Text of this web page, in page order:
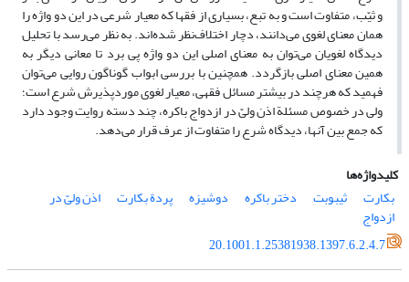
و ثیّب، متفاوت است و به تبع، بسیاری از فقها که معیار شرعی در این دو واژه را
همان معنای لغوی می‌دانند، دچار اختلاف‌نظر شده‌اند. به نظر می‌رسد با تحلیل
دیدگاه لغویان می‌توان به معنای اصلی این دو واژه پی برد تا معانی دیگر به
همین معنای اصلی بازگردد. همچنین با بررسی ابواب گوناگون روایی می‌توان
فهمید که هرچند در بیشتر مسائل فقهی، معیار لغوی موردپذیرش شرع است؛
ولی در خصوص مسئلة اذن ولیّ در ازدواج باکره، چند دسته روایت وجود دارد
که جمع بین آنها، دیدگاه شرع را متفاوت از عرف قرار می‌دهد.
کلیدواژه‌ها
بکارت
ثیبوبت دختر باکره دوشیزه پردة بکارت اذن ولیّ در
ازدواج
20.1001.1.25381938.1397.6.2.4.7